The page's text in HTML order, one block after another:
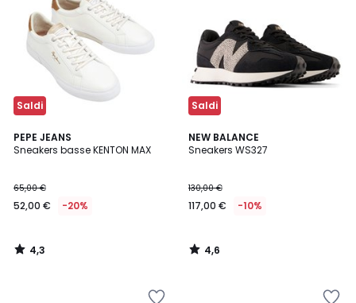
Saldi
PEPE JEANS
Sneakers basse KENTON MAX
65,00 €
52,00 € -20%
4,3
/ 5
4,3
/
Saldi
NEW BALANCE
Sneakers WS327
130,00 €
117,00 € -10%
4,6
/ 5
4,6
/